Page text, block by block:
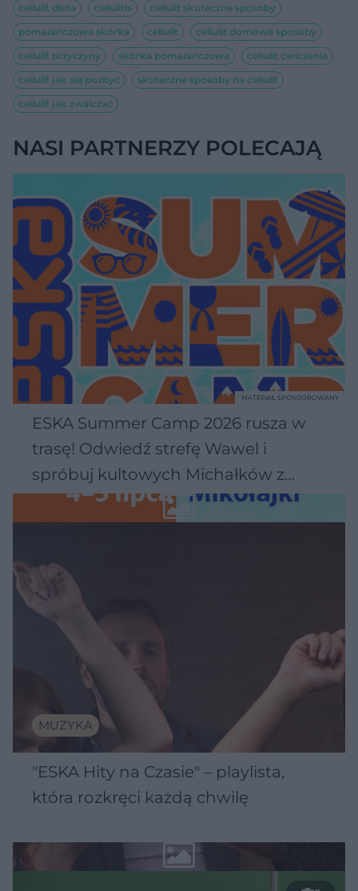
cellulit dieta cellulitis
cellulit skuteczne sposoby
pomarańczowa skórka
cellulit
cellulit domowe sposoby
cellulit przyczyny
skórka pomarańczowa
cellulit ćwiczenia
cellulit jak się pozbyć
skuteczne sposoby na cellulit
cellulit jak zwalczać
NASI PARTNERZY POLECAJĄ
ESKA Summer Camp 2026 rusza w
trasę! Odwiedź strefę Wawel i
spróbuj kultowych Michałków z
Wawelu
MATERIAŁ SPONSOROWANY
MUZYKA
"ESKA Hity na Czasie" – playlista,
która rozkręci każdą chwilę